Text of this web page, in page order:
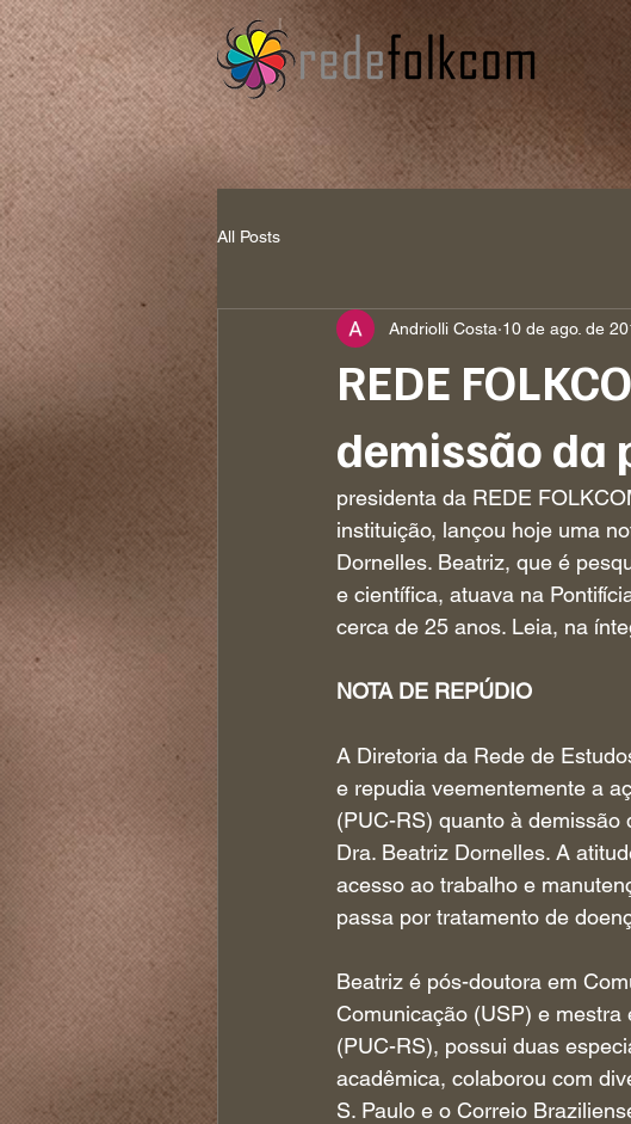
All Posts
REDE
demissão da
Andriolli Costa 10 de ago. de
presidenta da REDE
instituição, lançou hoje uma
Dornelles. Beatriz, que é
e científica, atuava na
cerca de 25 anos. Leia, na
NOTA DE REPÚDIO
A Diretoria da Rede de
e repudia veementemente a
(PUC-RS) quanto à demissão
Dra. Beatriz Dornelles. A
acesso ao trabalho e
passa por tratamento de
Beatriz é pós-doutora em
Comunicação (USP) e
(PUC-RS), possui duas
acadêmica, colaborou com
S. Paulo e o Correio